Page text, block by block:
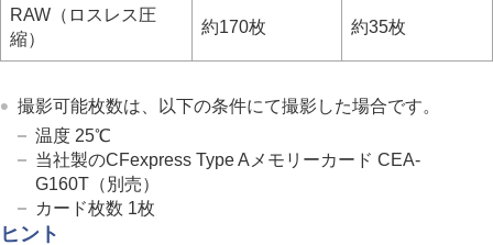
RAW（ ロスレス圧
縮）
約170枚 約35枚
撮影可能枚数は、以下の条件にて撮影した場合です。
温度 25℃
当社製のCFexpress Type Aメモリーカード CEA-
G160T（別売）
カード枚数 1枚
ヒント